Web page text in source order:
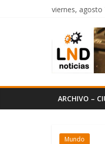
viernes, agosto
LND
ARCHIVO –
Mundo